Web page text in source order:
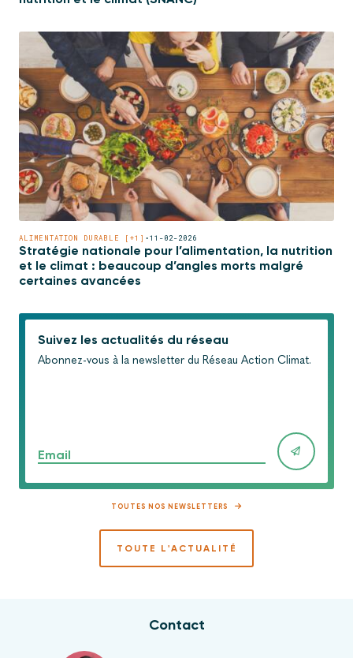
ALIMENTATION DURABLE [+1] •11-02-2026
Stratégie nationale pour l’alimentation, la nutrition
et le climat : beaucoup d’angles morts malgré
certaines avancées
Suivez les actualités du réseau
Abonnez-vous à la newsletter du Réseau Action Climat.
Email
TOUTES NOS NEWSLETTERS
TOUTE L'ACTUALITÉ
Contact